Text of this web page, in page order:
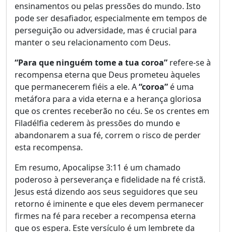
ensinamentos ou pelas pressões do mundo. Isto
pode ser desafiador, especialmente em tempos de
perseguição ou adversidade, mas é crucial para
manter o seu relacionamento com Deus.
“Para que ninguém tome a tua coroa” refere-se à
recompensa eterna que Deus prometeu àqueles
que permanecerem fiéis a ele. A“coroa” é uma
metáfora para a vida eterna e a herança gloriosa
que os crentes receberão no céu. Se os crentes em
Filadélfia cederem às pressões do mundo e
abandonarem a sua fé, correm o risco de perder
esta recompensa.
Em resumo, Apocalipse 3:11 é um chamado
poderoso à perseverança e fidelidade na fé cristã.
Jesus está dizendo aos seus seguidores que seu
retorno é iminente e que eles devem permanecer
firmes na fé para receber a recompensa eterna
que os espera. Este versículo é um lembrete da